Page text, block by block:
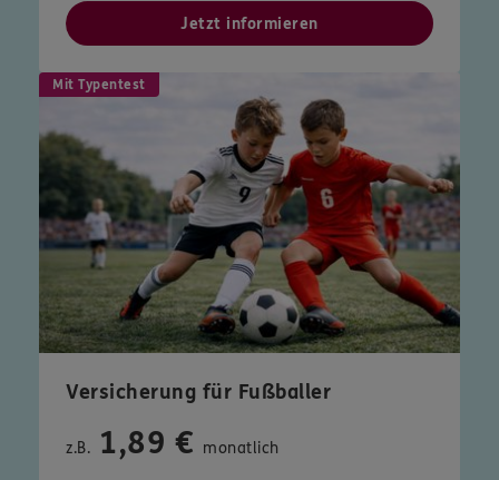
Jetzt informieren
Mit Typentest
Versicherung für Fußballer
z.B. 1,89 € monatlich